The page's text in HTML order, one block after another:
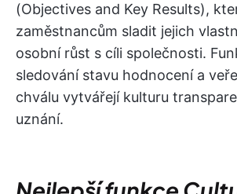
(Objectives and Key Results),
zaměstnancům sladit jejich
osobní růst s cíli společnosti.
sledování stavu hodnocení a
chválu vytvářejí kulturu
uznání.